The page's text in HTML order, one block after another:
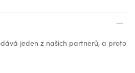
jeden z našich partnerů, a proto